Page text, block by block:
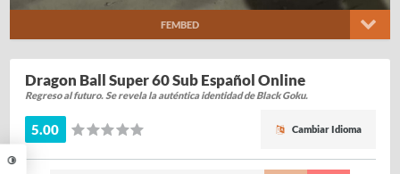
FEMBED
Dragon Ball Super 60 Sub Español Online
Regreso al futuro. Se revela la auténtica identidad de Black Goku.
5.00 Cambiar Idioma